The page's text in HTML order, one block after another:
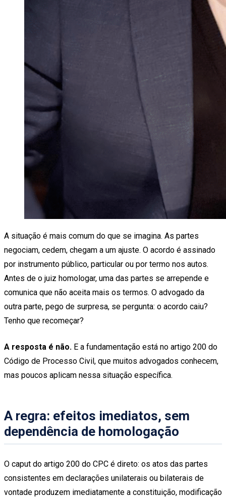
A situação é mais comum do que se imagina. As partes
negociam, cedem, chegam a um ajuste. O acordo é assinado
por instrumento público, particular ou por termo nos autos.
Antes de o juiz homologar, uma das partes se arrepende e
comunica que não aceita mais os termos. O advogado da
outra parte, pego de surpresa, se pergunta: o acordo caiu?
Tenho que recomeçar?
A resposta é não. E a fundamentação está no artigo 200 do
Código de Processo Civil, que muitos advogados conhecem,
mas poucos aplicam nessa situação específica.
A regra: efeitos imediatos, sem
dependência de homologação
O caput do artigo 200 do CPC é direto: os atos das partes
consistentes em declarações unilaterais ou bilaterais de
vontade produzem imediatamente a constituição, modificação